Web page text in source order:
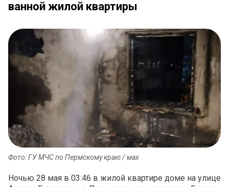
ванной жилой квартиры
Фото: ГУ МЧС по Пермскому краю / мах
Ночью 28 мая в 03:46 в жилой квартире доме на улице